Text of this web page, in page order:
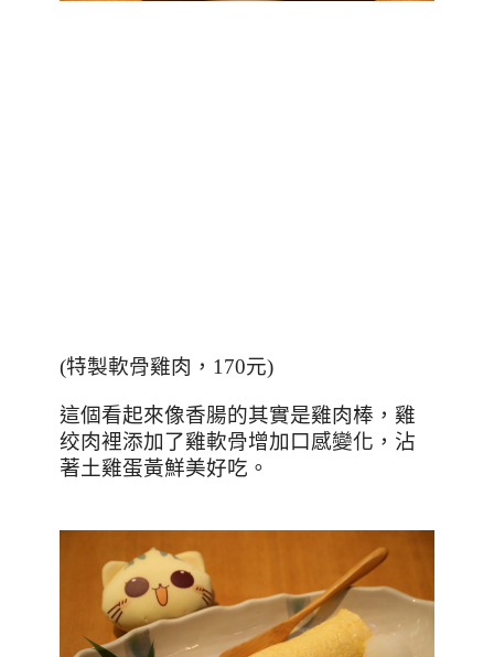
(特製軟骨雞肉， 170元)
這個看起來像香腸的其實是雞肉棒，雞
绞肉裡添加了雞軟骨增加口感變化，沾
著土雞蛋黃鮮美好吃。